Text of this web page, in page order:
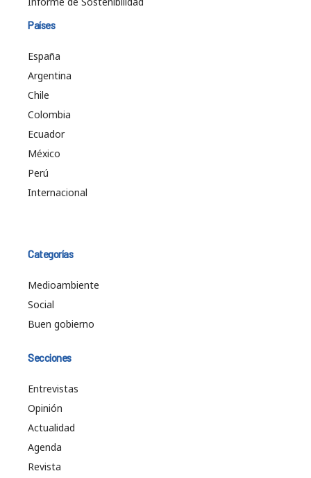
Países
España
Argentina
Chile
Colombia
Ecuador
México
Perú
Internacional
Categorías
Medioambiente
Social
Buen gobierno
Secciones
Entrevistas
Opinión
Actualidad
Agenda
Revista